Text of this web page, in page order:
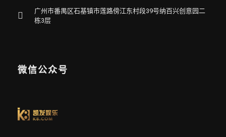
广州市番禺区石基镇市莲路傍江东村段39号纳百兴创意园二
栋3层
微信公众号